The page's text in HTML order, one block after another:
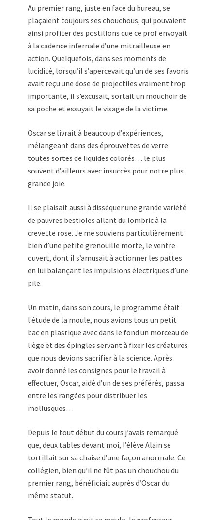
Au premier rang, juste en face du bureau, se
plaçaient toujours ses chouchous, qui pouvaient
ainsi profiter des postillons que ce prof envoyait
à la cadence infernale d’une mitrailleuse en
action. Quelquefois, dans ses moments de
lucidité, lorsqu’il s’apercevait qu’un de ses favoris
avait reçu une dose de projectiles vraiment trop
importante, il s’excusait, sortait un mouchoir de
sa poche et essuyait le visage de la victime.
Oscar se livrait à beaucoup d’expériences,
mélangeant dans des éprouvettes de verre
toutes sortes de liquides colorés… le plus
souvent d’ailleurs avec insuccès pour notre plus
grande joie.
Il se plaisait aussi à disséquer une grande variété
de pauvres bestioles allant du lombric à la
crevette rose. Je me souviens particulièrement
bien d’une petite grenouille morte, le ventre
ouvert, dont il s’amusait à actionner les pattes
en lui balançant les impulsions électriques d’une
pile.
Un matin, dans son cours, le programme était
l’étude de la moule, nous avions tous un petit
bac en plastique avec dans le fond un morceau de
liège et des épingles servant à fixer les créatures
que nous devions sacrifier à la science. Après
avoir donné les consignes pour le travail à
effectuer, Oscar, aidé d’un de ses préférés, passa
entre les rangées pour distribuer les
mollusques…
Depuis le tout début du cours j’avais remarqué
que, deux tables devant moi, l’élève Alain se
tortillait sur sa chaise d’une façon anormale. Ce
collégien, bien qu’il ne fût pas un chouchou du
premier rang, bénéficiait auprès d’Oscar du
même statut.